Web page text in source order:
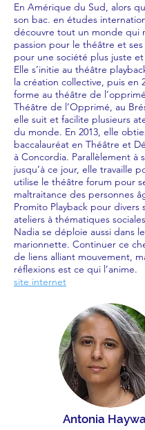
En Amérique du Sud, alors
son bac. en études
découvre tout un monde qui
passion pour le théâtre et
pour une société plus juste et
Elle s’initie au théâtre
la création collective, puis en
forme au théâtre de
Théâtre de l’Opprimé, au
elle suit et facilite plusieurs
du monde. En 2013, elle
baccalauréat en Théâtre et
à Concordia. Parallèlement à
jusqu’à ce jour, elle travaille
utilise le théâtre forum pour
maltraitance des personnes
Promito Playback pour divers
ateliers à thématiques
Nadia se déploie aussi dans
marionnette. Continuer ce
de liens alliant mouvement,
réflexions est ce qui l’anime.
site internet
Antonia